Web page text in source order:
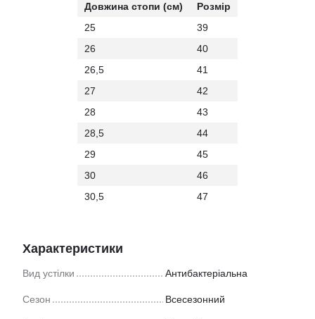
Довжина стопи (см)
Розмір
25
39
26
40
26,5
41
27
42
28
43
28,5
44
29
45
30
46
30,5
47
Характеристики
Вид устілки Антибактеріальна
Сезон Всесезонний